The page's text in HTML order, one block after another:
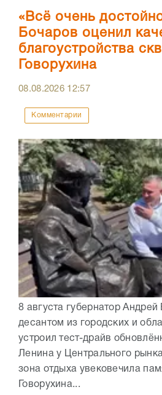
«Всё очень
Бочаров оценил
благоустройства
Говорухина
08.08.2026 12:57
Комментарии
8 августа губернатор
десантом из городских и
устроил тест-драйв
Ленина у Центрального
зона отдыха увековечила
Говорухина...